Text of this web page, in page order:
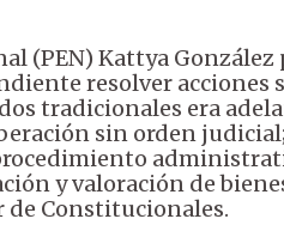
(PEN) Kattya González
resolver acciones
tradicionales era
sin orden
y valoración de
de Constitucionales.